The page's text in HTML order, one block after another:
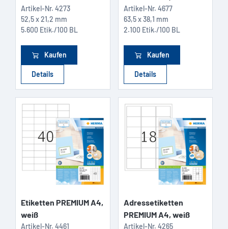
Artikel-Nr. 4273
52,5 x 21,2 mm
5.600 Etik./100 BL
Kaufen
Details
Artikel-Nr. 4677
63,5 x 38,1 mm
2.100 Etik./100 BL
Kaufen
Details
Etiketten PREMIUM A4,
weiß
Artikel-Nr. 4461
Adressetiketten
PREMIUM A4, weiß
Artikel-Nr. 4265